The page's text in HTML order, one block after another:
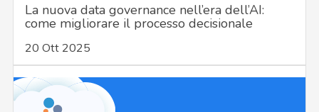
La nuova data governance nell’era dell’AI:
come migliorare il processo decisionale
20 Ott 2025